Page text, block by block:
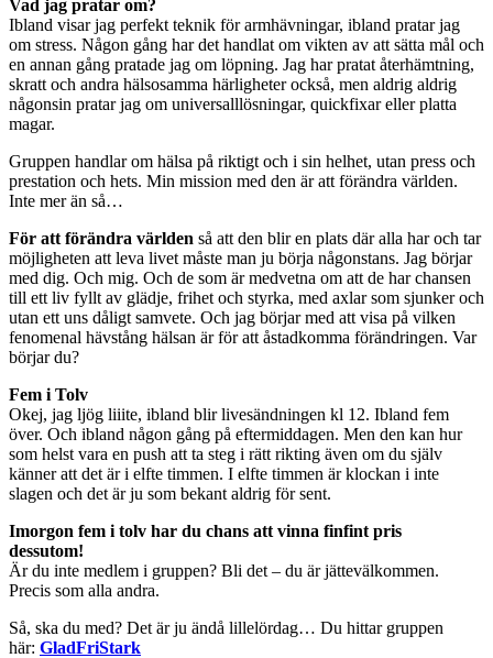
Vad jag pratar om?
Ibland visar jag perfekt teknik för armhävningar, ibland pratar jag
om stress. Någon gång har det handlat om vikten av att sätta mål och
en annan gång pratade jag om löpning. Jag har pratat återhämtning,
skratt och andra hälsosamma härligheter också, men aldrig aldrig
någonsin pratar jag om universalllösningar, quickfixar eller platta
magar.
Gruppen handlar om hälsa på riktigt och i sin helhet, utan press och
prestation och hets. Min mission med den är att förändra världen.
Inte mer än så…
För att förändra världen så att den blir en plats där alla har och tar
möjligheten att leva livet måste man ju börja någonstans. Jag börjar
med dig. Och mig. Och de som är medvetna om att de har chansen
till ett liv fyllt av glädje, frihet och styrka, med axlar som sjunker och
utan ett uns dåligt samvete. Och jag börjar med att visa på vilken
fenomenal hävstång hälsan är för att åstadkomma förändringen. Var
börjar du?
Fem i Tolv
Okej, jag ljög liiite, ibland blir livesändningen kl 12. Ibland fem
över. Och ibland någon gång på eftermiddagen. Men den kan hur
som helst vara en push att ta steg i rätt rikting även om du själv
känner att det är i elfte timmen. I elfte timmen är klockan i inte
slagen och det är ju som bekant aldrig för sent.
Imorgon fem i tolv har du chans att vinna finfint pris
dessutom!
Är du inte medlem i gruppen? Bli det – du är jättevälkommen.
Precis som alla andra.
Så, ska du med? Det är ju ändå lillelördag… Du hittar gruppen
här: GladFriStark